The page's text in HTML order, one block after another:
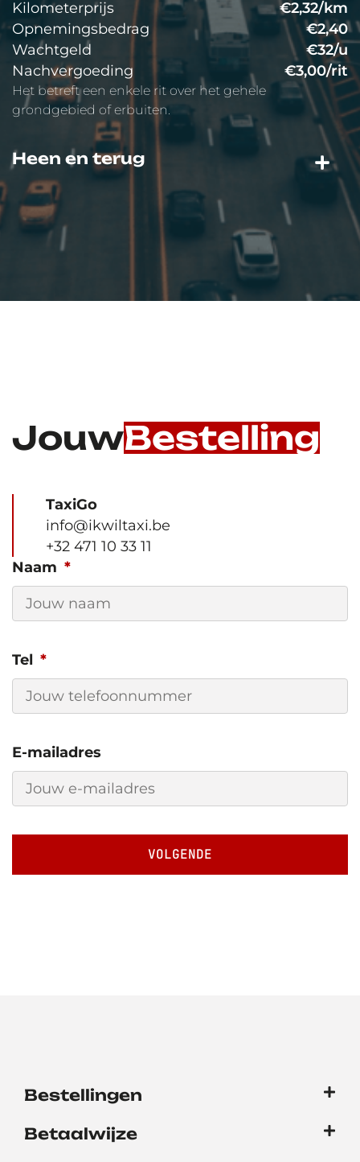
Kilometerprijs
€2,32/km
Opnemingsbedrag
€2,40
Wachtgeld
€32/u
Nachvergoeding
€3,00/rit
Het betreft een enkele rit over het gehele
grondgebied of erbuiten.
Heen en terug
JouwBestelling
TaxiGo
info@ikwiltaxi.be
+32 471 10 33 11
Naam
Tel
E-mailadres
VOLGENDE
Bestellingen
Betaalwijze